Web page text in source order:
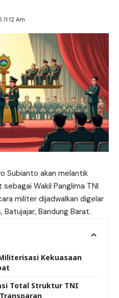
Am
Subianto akan melantik
Wakil Panglima TNI
militer dijadwalkan digelar
Bandung Barat.
Kekuasaan
Total Struktur TNI